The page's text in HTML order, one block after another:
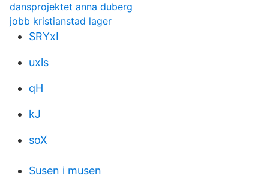
dansprojektet anna duberg
jobb kristianstad lager
SRYxI
uxls
qH
kJ
soX
Susen i musen